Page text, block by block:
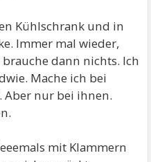
Kühlschrank und in
Immer mal wieder,
dann nichts. Ich
Mache ich bei
Aber nur bei ihnen.
mit Klammern